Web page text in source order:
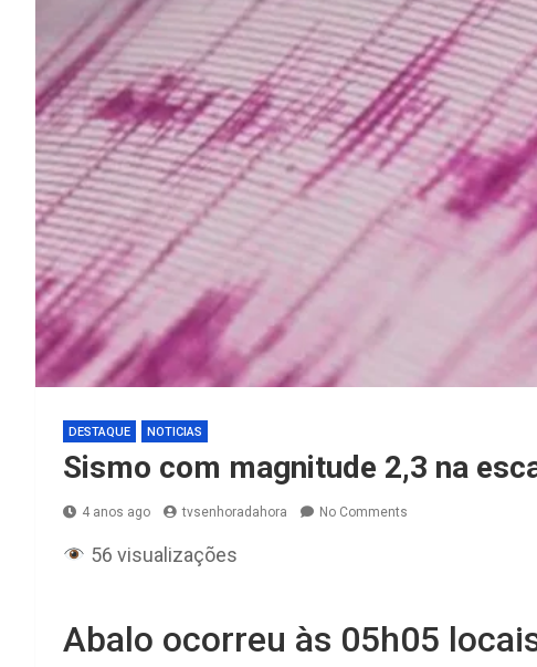
DESTAQUE NOTICIAS
Sismo com magnitude 2,3 na
4 anos ago tvsenhoradahora No Comments
56 visualizações
Abalo ocorreu às 05h05